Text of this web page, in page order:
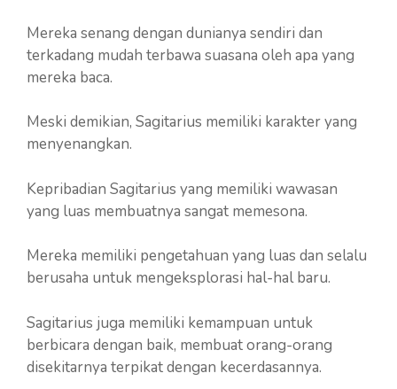
Mereka senang dengan dunianya sendiri dan
terkadang mudah terbawa suasana oleh apa yang
mereka baca.
Meski demikian, Sagitarius memiliki karakter yang
menyenangkan.
Kepribadian Sagitarius yang memiliki wawasan
yang luas membuatnya sangat memesona.
Mereka memiliki pengetahuan yang luas dan selalu
berusaha untuk mengeksplorasi hal-hal baru.
Sagitarius juga memiliki kemampuan untuk
berbicara dengan baik, membuat orang-orang
disekitarnya terpikat dengan kecerdasannya.